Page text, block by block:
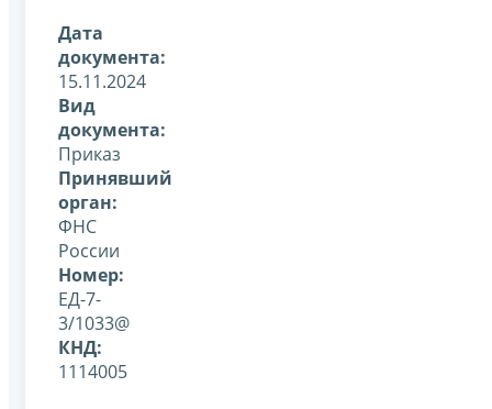
Дата
документа:
15.11.2024
Вид
документа:
Приказ
Принявший
орган:
ФНС
России
Номер:
ЕД-7-
3/1033@
КНД:
1114005